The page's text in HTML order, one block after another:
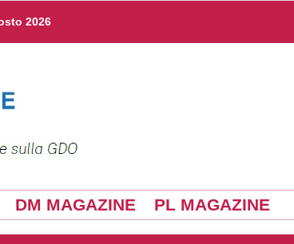
2026
DM MAGAZINE PL MAGAZINE